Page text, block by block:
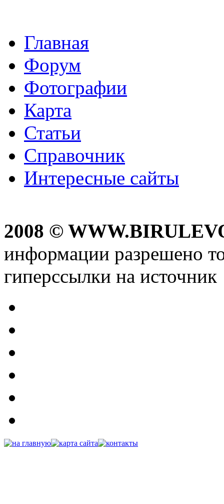
Главная
Форум
Фотографии
Карта
Статьи
Справочник
Интересные сайты
2008 ©
информации разрешено
гиперссылки на источник